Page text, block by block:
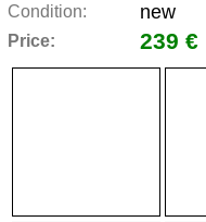
Condition: new
Price: 239 €